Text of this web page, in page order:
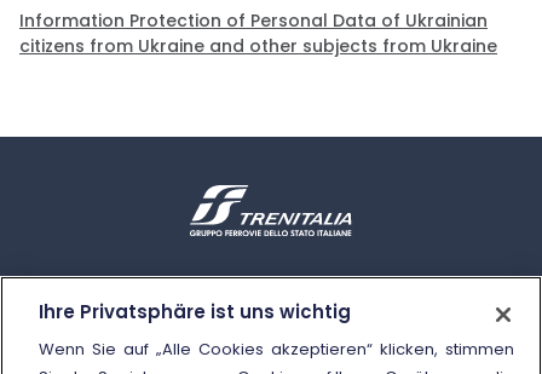
Information Protection of Personal Data of Ukrainian
citizens from Ukraine and other subjects from Ukraine
Ihre Privatsphäre ist uns wichtig
Wenn Sie auf „Alle Cookies akzeptieren“ klicken, stimmen